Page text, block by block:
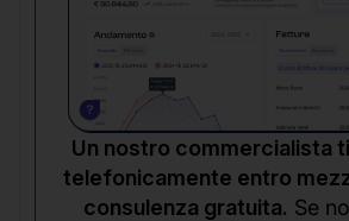
Un nostro commercialista
telefonicamente entro
consulenza gratuita. Se